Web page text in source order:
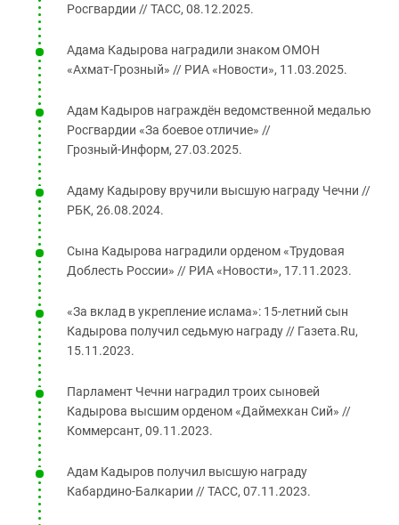
Росгвардии // ТАСС, 08.12.2025.
Адама Кадырова наградили знаком ОМОН
«Ахмат‑Грозный» // РИА «Новости», 11.03.2025.
Адам Кадыров награждён ведомственной медалью
Росгвардии «За боевое отличие» //
Грозный‑Информ, 27.03.2025.
Адаму Кадырову вручили высшую награду Чечни //
РБК, 26.08.2024.
Сына Кадырова наградили орденом «Трудовая
Доблесть России» // РИА «Новости», 17.11.2023.
«За вклад в укрепление ислама»: 15‑летний сын
Кадырова получил седьмую награду // Газета.Ru,
15.11.2023.
Парламент Чечни наградил троих сыновей
Кадырова высшим орденом «Даймехкан Сий» //
Коммерсант, 09.11.2023.
Адам Кадыров получил высшую награду
Кабардино‑Балкарии // ТАСС, 07.11.2023.